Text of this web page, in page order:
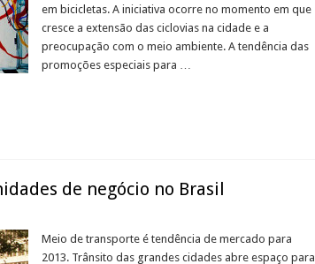
em bicicletas. A iniciativa ocorre no momento em que
cresce a extensão das ciclovias na cidade e a
preocupação com o meio ambiente. A tendência das
promoções especiais para …
de negócio no Brasil
Meio de transporte é tendência de mercado para
2013. Trânsito das grandes cidades abre espaço para